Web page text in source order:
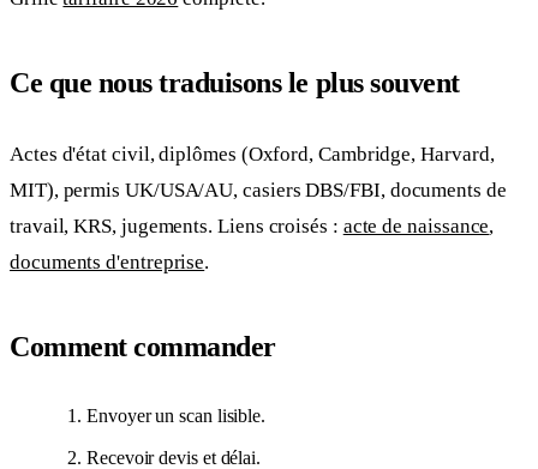
Ce que nous traduisons le plus souvent
Actes d'état civil, diplômes (Oxford, Cambridge, Harvard,
MIT), permis UK/USA/AU, casiers DBS/FBI, documents de
travail, KRS, jugements. Liens croisés : acte de naissance,
documents d'entreprise.
Comment commander
Envoyer un scan lisible.
Recevoir devis et délai.